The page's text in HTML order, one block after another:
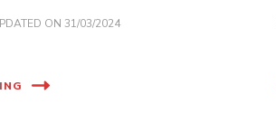
ON 31/03/2024